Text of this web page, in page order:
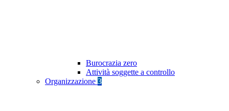
Burocrazia zero
Attività soggette a controllo
Organizzazione 3